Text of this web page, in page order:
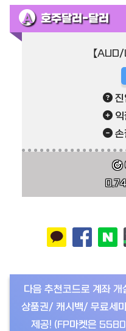
호주달러-달러
【
다음 추천코드로 계좌
상품권/ 캐시백/ 무료세
제공! (FP마켓은